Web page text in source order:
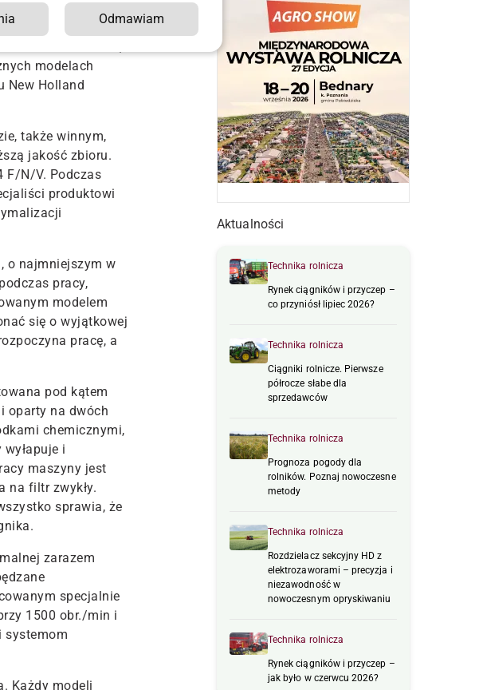
teorię z praktyką.
rzędami
modelach
New Holland
także winnym,
jakość zbioru.
F/N/V. Podczas
produktowi
o najmniejszym w
pracy,
modelem
się o wyjątkowej
pracę, a
pod kątem
oparty na dwóch
chemicznymi,
i
maszyny jest
na filtr zwykły.
sprawia, że
zarazem
specjalnie
1500 obr./min i
systemom
Każdy modeli
Aktualności
Technika rolnicza
Rynek ciągników i przyczep –
co przyniósł lipiec 2026?
Technika rolnicza
Ciągniki rolnicze. Pierwsze
półrocze słabe dla
sprzedawców
Technika rolnicza
Prognoza pogody dla
rolników. Poznaj nowoczesne
metody
Technika rolnicza
Rozdzielacz sekcyjny HD z
elektrozaworami – precyzja i
niezawodność w
nowoczesnym opryskiwaniu
Technika rolnicza
Rynek ciągników i przyczep –
jak było w czerwcu 2026?
Odmawiam